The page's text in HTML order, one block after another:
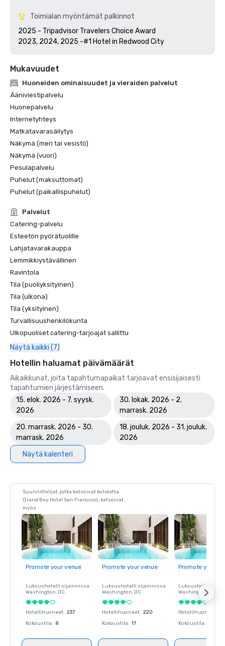
Toimialan myöntämät palkinnot
2025 - Tripadvisor Travelers Choice Award
2023, 2024, 2025 -#1 Hotel in Redwood City
Mukavuudet
Huoneiden ominaisuudet ja vieraiden palvelut
Ääniviestipalvelu
Huonepalvelu
Internetyhteys
Matkatavarasäilytys
Näkymä (meri tai vesistö)
Näkymä (vuori)
Pesulapalvelu
Puhelut (maksuttomat)
Puhelut (paikallispuhelut)
Palvelut
Catering-palvelu
Esteetön pyörätuolille
Lahjatavarakauppa
Lemmikkiystävällinen
Ravintola
Tila (puoliyksityinen)
Tila (ulkona)
Tila (yksityinen)
Turvallisuushenkilökunta
Ulkopuoliset catering-tarjoajat sallittu
Näytä kaikki (7)
Hotellin haluamat päivämäärät
Aikaikkunat, joita tapahtumapaikat tarjoavat ensisijaisesti
tapahtumien järjestämiseen.
15. elok. 2026 - 7. syysk.
2026
30. lokak. 2026 - 2.
marrask. 2026
20. marrask. 2026 - 30.
marrask. 2026
18. jouluk. 2026 - 31. jouluk.
2026
Näytä kalenteri
Suunnittelijat, jotka katsoivat kohdetta
Grand Bay Hotel San Francisco, katsoivat
myös
Promote your venue
Luksushotelli sijainnissa
Washington, DC
Hotellihuoneet: 237
Kokoustila: 8
Promote your venue
Luksushotelli sijainnissa
Washington, DC
Hotellihuoneet: 220
Kokoustila: 17
Promote your
Luksushotelli
Washington
Hotellihuoneet
Kokoustila: